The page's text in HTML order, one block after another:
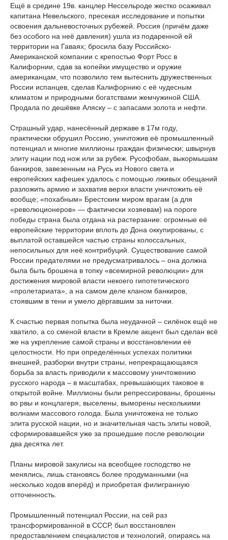
Ещё в средине 19в. канцлер Нессельроде жестко осаживал
капитана Невельского, пресекая исследование и попытки
освоения дальневосточных рубежей. Россия (причём даже
без особого на неё давления) ушла из подаренной ей
территории на Гаваях; бросила базу Российско-
Американской компании с крепостью Форт Росс в
Калифорнии, сдав за копейки имущество и оружие
американцам, что позволило тем вытеснить дружественных
России испанцев, сделав Калифорнию с её чудесным
климатом и природными богатствами жемчужиной США.
Продала по дешёвке Аляску – с запасами золота и нефти.
Страшный удар, нанесённый державе в 17м году,
практически обрушил Россию, уничтожив её промышленный
потенциал и многие миллионы граждан физически; швырнув
элиту нации под нож или за рубеж. Русофобам, выкормышам
банкиров, завезенным на Русь из Нового света и
европейских кафешек удалось с помощью лживых обещаний
разложить армию и захватив верхи власти уничтожить её
вообще; «похабным» Брестским миром врагам (а для
«революционеров» — фактически хозяевам) на пороге
победы страна была отдана на растерзание: огромные её
европейские территории вплоть до Дона оккупированы, с
выплатой оставшейся частью страны колоссальных,
непосильных для неё контрибуций. Существование самой
России предателями не предусматривалось – она должна
была быть брошена в топку «всемирной революции» для
достижения мировой власти некоего гипотетического
«пролетариата», а на самом деле кланом банкиров,
стоявшим в тени и умело дёргавшим за ниточки.
К счастью первая попытка была неудачной – силёнок ещё не
хватило, а со сменой власти в Кремле акцент был сделан всё
же на укрепление самой страны и восстановлении её
целостности. Но при определённых успехах политики
внешней, разборки внутри страны, непрекращающаяся
борьба за власть приводили к массовому уничтожению
русского народа – в масштабах, превышающих таковое в
открытой войне. Миллионы были репрессированы, брошены
во рвы и концлагеря, выселены, выморены несколькими
волнами массового голода. Была уничтожена не только
элита русской нации, но и значительная часть элиты новой,
сформировавшейся уже за прошедшие после революции
два десятка лет.
Планы мировой закулисы на всеобщее господство не
менялись, лишь становясь более продуманными (на
несколько ходов вперёд) и приобретая филигранную
отточенность.
Промышленный потенциал России, на сей раз
трансформированной в СССР, был восстановлен
предоставлением специалистов и технологий, опираясь на